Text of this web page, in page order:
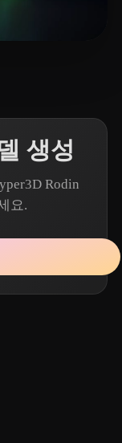
생성
Rodin
요.